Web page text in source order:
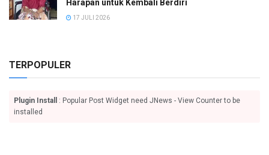
Harapan untuk Kembali Berdiri
17 JULI 2026
TERPOPULER
Plugin Install
: Popular Post Widget need JNews - View Counter to be
installed